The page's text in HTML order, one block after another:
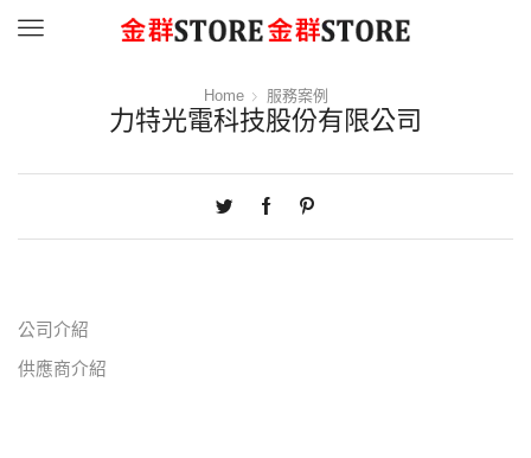
Menu
Home 服務案例
力特光電科技股份有限公司
公司介紹
供應商介紹